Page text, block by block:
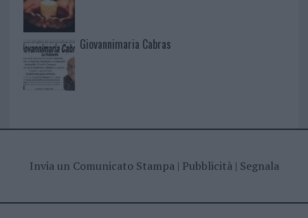
Giovannimaria Cabras
Invia un Comunicato Stampa| Pubblicità| Segnala